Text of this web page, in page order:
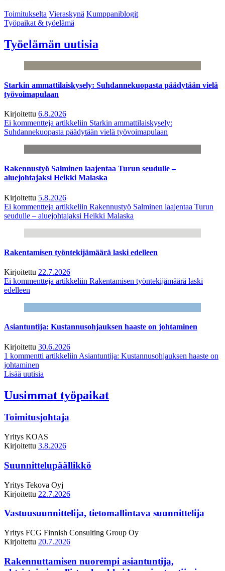
Toimitukselta Vieraskynä Kumppaniblogit
Työpaikat & työelämä
Työelämän uutisia
Starkin ammattilaiskysely: Suhdannekuopasta päädytään vielä
työvoimapulaan
Kirjoitettu 6.8.2026
Ei kommentteja artikkeliin Starkin ammattilaiskysely:
Suhdannekuopasta päädytään vielä työvoimapulaan
Rakennustyö Salminen laajentaa Turun seudulle –
aluejohtajaksi Heikki Malaska
Kirjoitettu 5.8.2026
Ei kommentteja artikkeliin Rakennustyö Salminen laajentaa Turun
seudulle – aluejohtajaksi Heikki Malaska
Rakentamisen työntekijämäärä laski edelleen
Kirjoitettu 22.7.2026
Ei kommentteja artikkeliin Rakentamisen työntekijämäärä laski
edelleen
Asiantuntija: Kustannusohjauksen haaste on johtaminen
Kirjoitettu 30.6.2026
1 kommentti artikkeliin Asiantuntija: Kustannusohjauksen haaste on
johtaminen
Lisää uutisia
Uusimmat työpaikat
Toimitusjohtaja
Yritys KOAS
Kirjoitettu 3.8.2026
Suunnittelupäällikkö
Yritys Tekova Oyj
Kirjoitettu 22.7.2026
Vastuusuunnittelija, tietomallintava suunnittelija
Yritys FCG Finnish Consulting Group Oy
Kirjoitettu 20.7.2026
Rakennuttamisen nuorempi asiantuntija,